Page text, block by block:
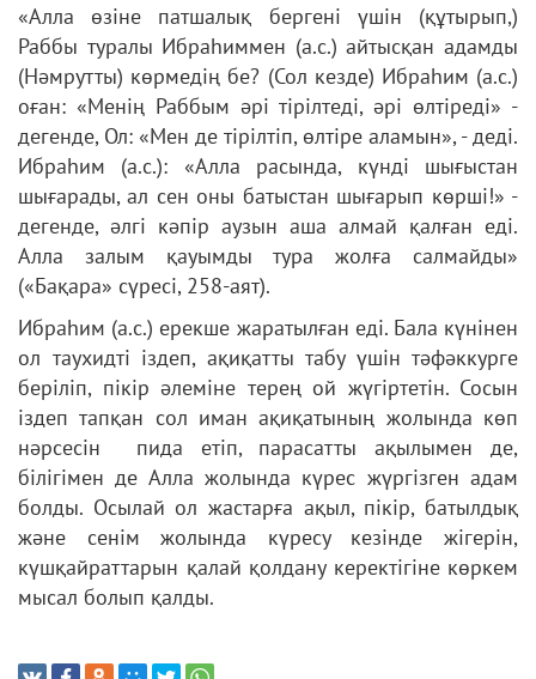
«Алла өзіне патшалық бергені үшін (құтырып,)
Раббы туралы Ибраһиммен (а.с.) айтысқан адамды
(Нәмрутты) көрмедің бе? (Сол кезде) Ибраһим (а.с.)
оған: «Менің Раббым әрі тірілтеді, әрі өлтіреді» -
дегенде, Ол: «Мен де тірілтіп, өлтіре аламын», - деді.
Ибраһим (а.с.): «Алла расында, күнді шығыстан
шығарады, ал сен оны батыстан шығарып көрші!» -
дегенде, әлгі кәпір аузын аша алмай қалған еді.
Алла залым қауымды тура жолға салмайды»
(«Бақара» сүресі, 258-аят).
Ибраһим (а.с.) ерекше жаратылған еді. Бала күнінен
ол таухидті іздеп, ақиқатты табу үшін тәфәккурге
беріліп, пікір әлеміне терең ой жүгіртетін. Сосын
іздеп тапқан сол иман ақиқатының жолында көп
нәрсесін пида етіп, парасатты ақылымен де,
білігімен де Алла жолында күрес жүргізген адам
болды. Осылай ол жастарға ақыл, пікір, батылдық
және сенім жолында күресу кезінде жігерін,
күшқайраттарын қалай қолдану керектігіне көркем
мысал болып қалды.